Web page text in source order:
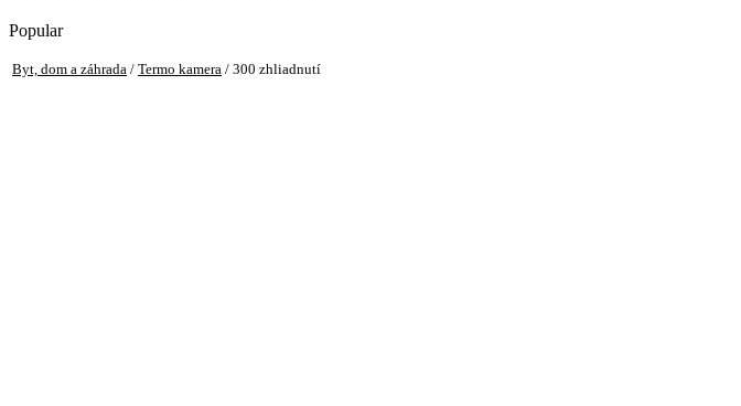
Popular
Byt, dom a záhrada / Termo kamera / 300 zhliadnutí